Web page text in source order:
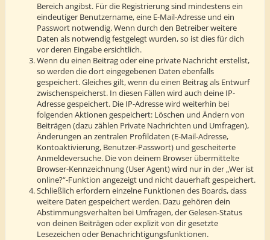
Bereich angibst. Für die Registrierung sind mindestens ein
eindeutiger Benutzername, eine E-Mail-Adresse und ein
Passwort notwendig. Wenn durch den Betreiber weitere
Daten als notwendig festgelegt wurden, so ist dies für dich
vor deren Eingabe ersichtlich.
Wenn du einen Beitrag oder eine private Nachricht erstellst,
so werden die dort eingegebenen Daten ebenfalls
gespeichert. Gleiches gilt, wenn du einen Beitrag als Entwurf
zwischenspeicherst. In diesen Fällen wird auch deine IP-
Adresse gespeichert. Die IP-Adresse wird weiterhin bei
folgenden Aktionen gespeichert: Löschen und Ändern von
Beiträgen (dazu zählen Private Nachrichten und Umfragen),
Änderungen an zentralen Profildaten (E-Mail-Adresse,
Kontoaktivierung, Benutzer-Passwort) und gescheiterte
Anmeldeversuche. Die von deinem Browser übermittelte
Browser-Kennzeichnung (User Agent) wird nur in der „Wer ist
online?“-Funktion angezeigt und nicht dauerhaft gespeichert.
Schließlich erfordern einzelne Funktionen des Boards, dass
weitere Daten gespeichert werden. Dazu gehören dein
Abstimmungsverhalten bei Umfragen, der Gelesen-Status
von deinen Beiträgen oder explizit von dir gesetzte
Lesezeichen oder Benachrichtigungsfunktionen.